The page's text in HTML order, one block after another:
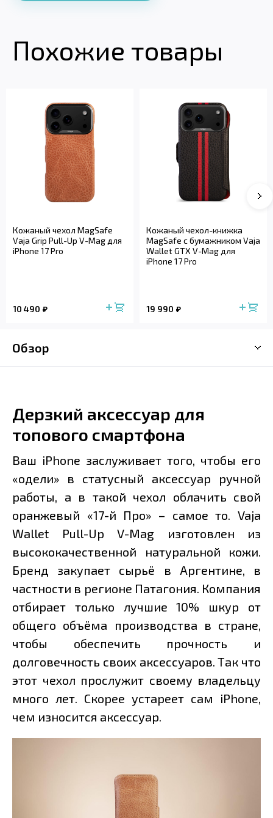
Похожие товары
Кожаный чехол MagSafe
Vaja Grip Pull-Up V-Mag для
iPhone 17 Pro
10 490
Кожаный чехол-книжка
MagSafe с бумажником Vaja
Wallet GTX V-Mag для
iPhone 17 Pro
19 990
Обзор
Дерзкий аксессуар для
топового смартфона
Ваш iPhone заслуживает того, чтобы его
«одели» в статусный аксессуар ручной
работы, а в такой чехол облачить свой
оранжевый «17-й Про» – самое то. Vaja
Wallet Pull-Up V-Mag изготовлен из
высококачественной натуральной кожи.
Бренд закупает сырьё в Аргентине, в
частности в регионе Патагония. Компания
отбирает только лучшие 10% шкур от
общего объёма производства в стране,
чтобы обеспечить прочность и
долговечность своих аксессуаров. Так что
этот чехол прослужит своему владельцу
много лет. Скорее устареет сам iPhone,
чем износится аксессуар.